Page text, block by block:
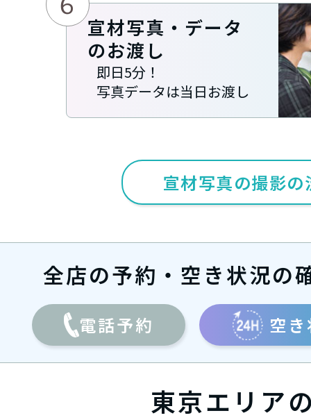
宣材写真・データ
のお渡し
即日5分！
写真データは当日お渡し
宣材写真の撮影の
全店の予約・空き状況の
電話予約 空
東京エリア